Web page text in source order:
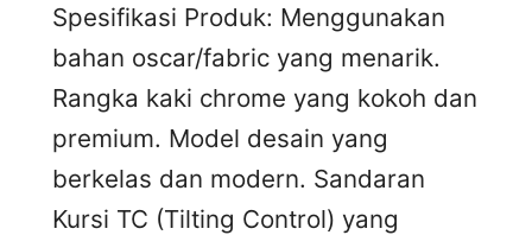
Spesifikasi Produk: Menggunakan
bahan oscar/fabric yang menarik.
Rangka kaki chrome yang kokoh dan
premium. Model desain yang
berkelas dan modern. Sandaran
Kursi TC (Tilting Control) yang